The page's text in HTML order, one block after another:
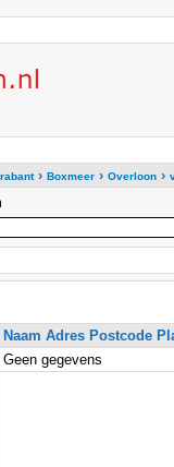
› Boxmeer› Overloon›
Naam Adres Postcode
Geen gegevens